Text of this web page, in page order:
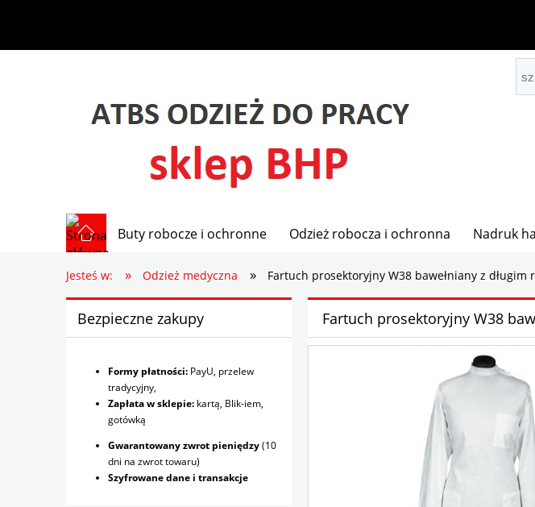
Buty robocze i ochronne Odzież robocza i ochronna Nadruk
Jesteś w: » Odzież medyczna » Fartuch prosektoryjny W38 bawełniany z długim
Bezpieczne zakupy
Formy płatności: PayU, przelew
tradycyjny,
Zapłata w sklepie: kartą, Blik-iem,
gotówką
Gwarantowany zwrot pieniędzy(10
dni na zwrot towaru)
Szyfrowane dane i transakcje
Fartuch prosektoryjny W38